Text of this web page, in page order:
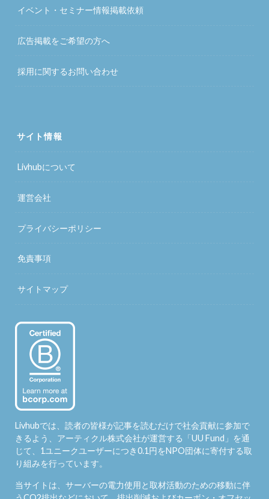
イベント・セミナー情報掲載依頼
広告掲載をご希望の方へ
採用に関するお問い合わせ
サイト情報
Livhubについて
運営会社
プライバシーポリシー
免責事項
サイトマップ
Livhubでは、読者の皆様が記事を読むだけで社会貢献に参加で
きるよう、アーティクル株式会社が運営する「 UU Fund 」を通
じて、1ユニークユーザーにつき0.1円をNPO団体に寄付する取
り組みを行っています。
当サイトは、サーバーの電力使用と取材活動のための移動に伴